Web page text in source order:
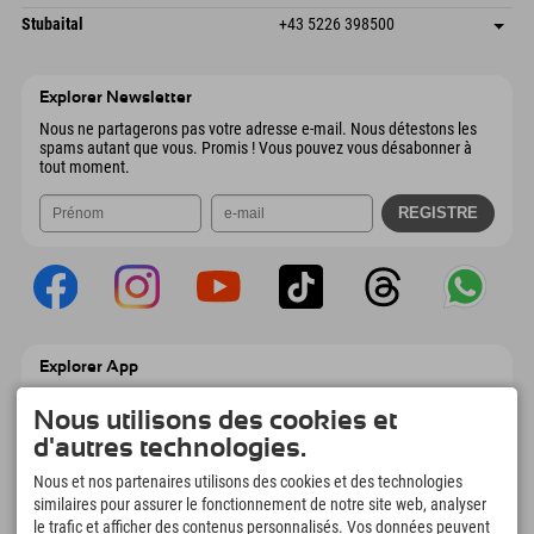
Autriche
Réservation
Dorfstraße 24
9546 Bad Kleinkirchheim
Enregistrer l'adresse
Informations d'arrivée
Stubaital +43 5226 398500
Explorer Newsletter
Nous ne partagerons pas votre adresse e-mail. Nous détestons les
spams autant que vous. Promis ! Vous pouvez vous désabonner à
tout moment.
Explorer App
Explorer à emporter avec aperçu de vos
réservations, liste de choses à faire, aperçu
des restaurants et bien plus encore.
Téléchargez-le maintenant !
Nous utilisons des cookies et
d'autres technologies.
Nous et nos partenaires utilisons des cookies et des technologies
similaires pour assurer le fonctionnement de notre site web, analyser
le trafic et afficher des contenus personnalisés. Vos données peuvent